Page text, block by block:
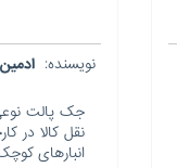
نویسنده:
جک پالت
نقل کالا در
انبارهای